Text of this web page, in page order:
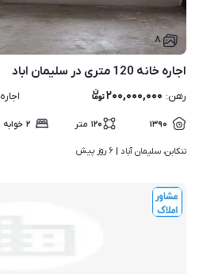
۸
اجاره خانه 120 متری در سلیمان اباد
رهن: ۲۰۰,۰۰۰,۰۰۰ اجاره
۱۳۹۰ ۱۲۰ متر ۲ خوابه
تنکابن، سلیمان آباد | ۶ روز پیش